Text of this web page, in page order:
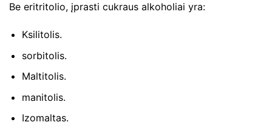
Be eritritolio, įprasti cukraus alkoholiai yra:
Ksilitolis.
sorbitolis.
Maltitolis.
manitolis.
Izomaltas.